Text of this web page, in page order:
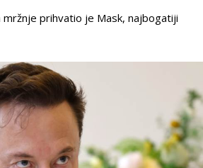
prihvatio je Mask, najbogatiji